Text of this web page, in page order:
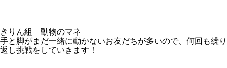
きりん組 動物のマネ
手と脚がまだ一緒に動かないお友だちが多いので、何回も繰り
返し挑戦をしていきます！